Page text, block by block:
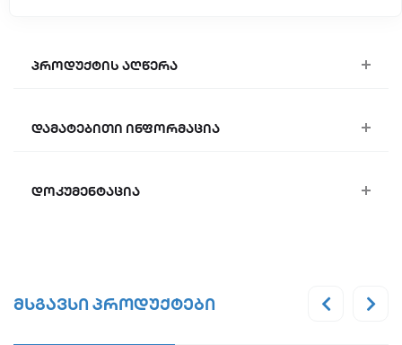
პროდუქტის აღწერა
დამატებითი ინფორმაცია
დოკუმენტაცია
მსგავსი პროდუქტები